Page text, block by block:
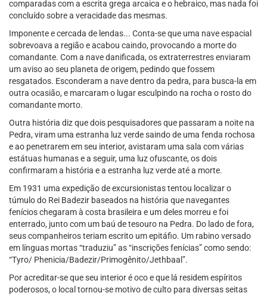
comparadas com a escrita grega arcaica e o hebraico, mas nada foi
concluído sobre a veracidade das mesmas.
Imponente e cercada de lendas... Conta-se que uma nave espacial
sobrevoava a região e acabou caindo, provocando a morte do
comandante. Com a nave danificada, os extraterrestres enviaram
um aviso ao seu planeta de origem, pedindo que fossem
resgatados. Esconderam a nave dentro da pedra, para busca-la em
outra ocasião, e marcaram o lugar esculpindo na rocha o rosto do
comandante morto.
Outra história diz que dois pesquisadores que passaram a noite na
Pedra, viram uma estranha luz verde saindo de uma fenda rochosa
e ao penetrarem em seu interior, avistaram uma sala com várias
estátuas humanas e a seguir, uma luz ofuscante, os dois
confirmaram a história e a estranha luz verde até a morte.
Em 1931 uma expedição de excursionistas tentou localizar o
túmulo do Rei Badezir baseados na história que navegantes
fenícios chegaram à costa brasileira e um deles morreu e foi
enterrado, junto com um baú de tesouro na Pedra. Do lado de fora,
seus companheiros teriam escrito um epitáfio. Um rabino versado
em línguas mortas “traduziu” as “inscrições fenícias” como sendo:
“Tyro/ Phenicia/Badezir/Primogênito/Jethbaal”.
Por acreditar-se que seu interior é oco e que lá residem espíritos
poderosos, o local tornou-se motivo de culto para diversas seitas